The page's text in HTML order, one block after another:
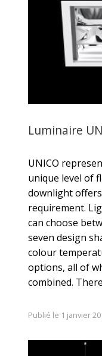
Luminaire
UNICO
unique level of
downlight
requirement.
can choose
seven design
colour
options, all of
combined.
Publié le 1 janvier